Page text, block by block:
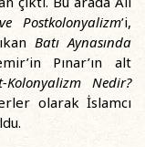
Postkolonyalizm’i,
Batı Aynasında
Pınar’ın alt
Kolonyalizm Nedir?
olarak İslamcı